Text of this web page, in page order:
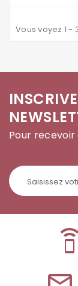
Vous voyez 1 -
Pour